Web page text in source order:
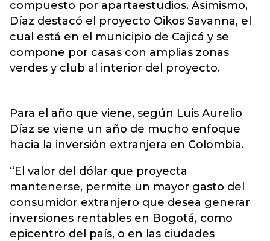
compuesto por apartaestudios. Asimismo,
Díaz destacó el proyecto Oikos Savanna, el
cual está en el municipio de Cajicá y se
compone por casas con amplias zonas
verdes y club al interior del proyecto.
Para el año que viene, según Luis Aurelio
Díaz se viene un año de mucho enfoque
hacia la inversión extranjera en Colombia.
“El valor del dólar que proyecta
mantenerse, permite un mayor gasto del
consumidor extranjero que desea generar
inversiones rentables en Bogotá, como
epicentro del país, o en las ciudades